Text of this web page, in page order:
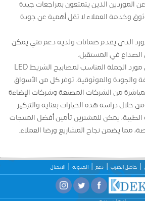
الموردين الذين يتمتعون بمراجعات جيدة
وخدمة العملاء لا تقل أهمية عن جودة
الذي يقدم ضمانات ولديه دعم فني يمكن
في المستقبل.
في الختام، فإن العثور على مورد الجملة المناسب لمصابيح الشريط LED
والجودة والموثوقية. توفر كل من الأسواق
من الشركات المصنعة وشركات الإضاءة
دراسة هذه الخيارات بعناية والتركيز
يمكن للمشترين تأمين أفضل المنتجات
مما يضمن نجاح المشاريع ورضا العملاء.
حاصل الضرب دعم المدونة الاتصال